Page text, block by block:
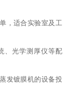
，适合实验室及工
、光学测厚仪等配
发镀膜机的设备投